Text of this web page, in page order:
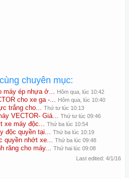
chuyên mục:
máy ép nhựa ở... Hôm qua, lúc 10:42
cho xe ga -... Hôm qua, lúc 10:40
trắng cho... Thứ tư lúc 10:13
VECTOR- Giá... Thứ tư lúc 09:46
xe máy độc... Thứ ba lúc 10:54
độc quyền tại... Thứ ba lúc 10:19
quyền nhớt xe... Thứ ba lúc 09:48
răng cho máy... Thứ hai lúc 09:08
Last edited: 4/1/16